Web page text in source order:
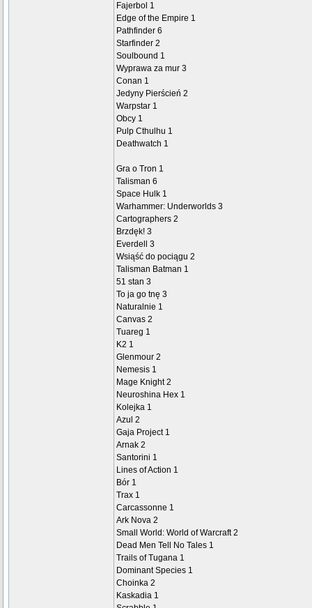
Fajerbol 1
Edge of the Empire 1
Pathfinder 6
Starfinder 2
Soulbound 1
Wyprawa za mur 3
Conan 1
Jedyny Pierścień 2
Warpstar 1
Obcy 1
Pulp Cthulhu 1
Deathwatch 1
Gra o Tron 1
Talisman 6
Space Hulk 1
Warhammer: Underworlds 3
Cartographers 2
Brzdęk! 3
Everdell 3
Wsiąść do pociągu 2
Talisman Batman 1
51 stan 3
To ja go tnę 3
Naturalnie 1
Canvas 2
Tuareg 1
K2 1
Glenmour 2
Nemesis 1
Mage Knight 2
Neuroshina Hex 1
Kolejka 1
Azul 2
Gaja Project 1
Arnak 2
Santorini 1
Lines of Action 1
Bór 1
Trax 1
Carcassonne 1
Ark Nova 2
Small World: World of Warcraft 2
Dead Men Tell No Tales 1
Trails of Tugana 1
Dominant Species 1
Choinka 2
Kaskadia 1